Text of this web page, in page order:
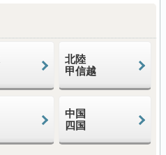
北陸
甲信越
中国
四国